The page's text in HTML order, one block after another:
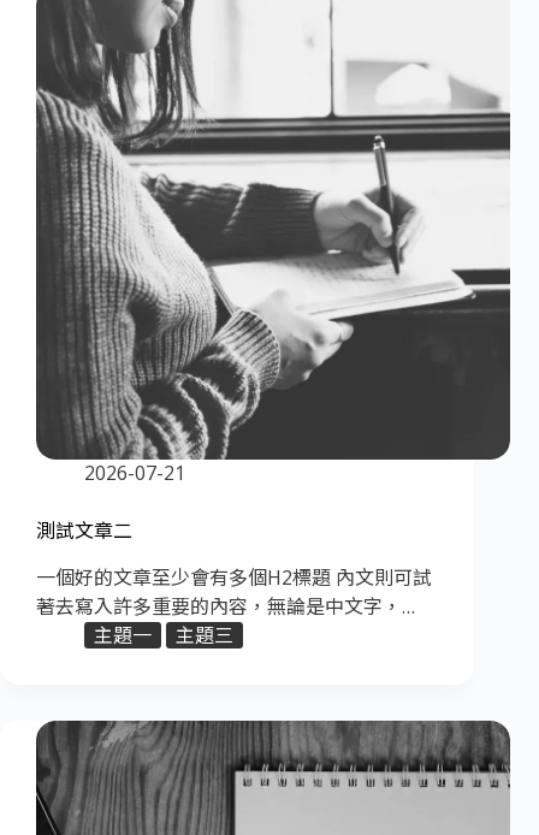
2026-07-21
測試文章二
一個好的文章至少會有多個H2標題 內文則可試
著去寫入許多重要的內容，無論是中文字，…
主題一
主題三